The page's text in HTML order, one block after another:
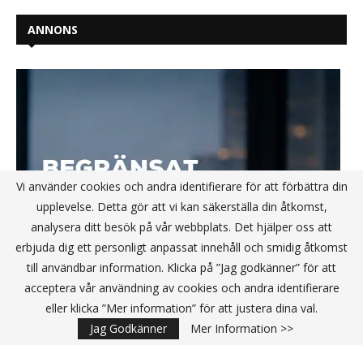
ANNONS
Vi använder cookies och andra identifierare för att förbättra din
upplevelse. Detta gör att vi kan säkerställa din åtkomst,
analysera ditt besök på vår webbplats. Det hjälper oss att
erbjuda dig ett personligt anpassat innehåll och smidig åtkomst
till användbar information. Klicka på ”Jag godkänner” för att
acceptera vår användning av cookies och andra identifierare
eller klicka ”Mer information” för att justera dina val.
Jag Godkänner
Mer Information >>